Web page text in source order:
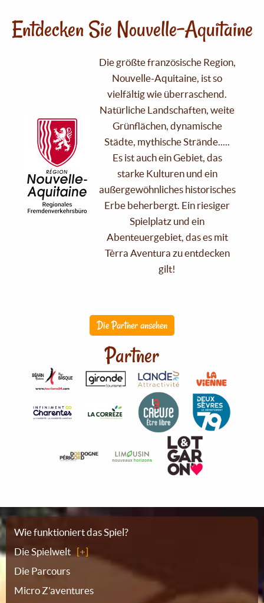
Entdecken Sie Nouvelle-Aquitaine
Die größte französische Region,
Nouvelle-Aquitaine, ist so
vielfältig wie überraschend.
Natürliche Landschaften, weite
Grünflächen, dynamische
Städte, mythische Strände.....
Es ist auch ein Gebiet, das
starke Kulturen und ein
außergewöhnliches historisches
Erbe beherbergt. Ein riesiger
Spielplatz und ein
Abenteuergebiet, das es mit
Tèrra Aventura zu entdecken
gilt!
Die Partner ansehen
Partner
Sitemap
Wie funktioniert das Spiel?
Die Spielwelt
Die Parcours
Micro Z'aventures